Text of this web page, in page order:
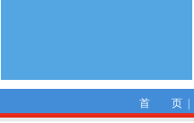
首 页|